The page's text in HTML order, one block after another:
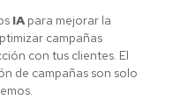
IApara mejorar la
campañas
con tus clientes. El
de campañas son solo